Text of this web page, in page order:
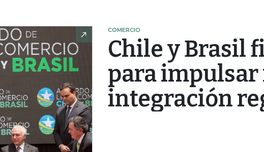
COMERCIO
Chile y Brasil
para
integración